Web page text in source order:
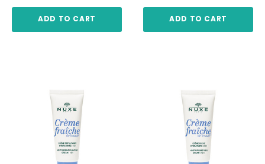
ADD TO CART ADD TO CART